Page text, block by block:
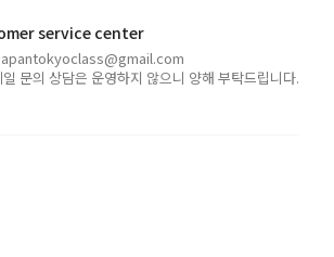
service center
문의 상담은 운영하지 않으니 양해 부탁드립니다.